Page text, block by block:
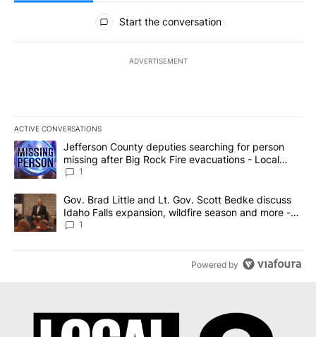
All Comments
Start the conversation
ADVERTISEMENT
ACTIVE CONVERSATIONS
The following is a list of the most commented articles in the last
A trending article titled "Jefferson County deputies searching
Jefferson County deputies searching for person
missing after Big Rock Fire evacuations - Local
News 8
1
A trending article titled "Gov. Brad Little and Lt. Gov. Scott
Gov. Brad Little and Lt. Gov. Scott Bedke discuss
Idaho Falls expansion, wildfire season and more -
Local News 8
1
Powered by